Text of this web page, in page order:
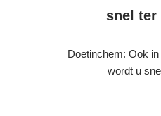
snel ter
Doetinchem: Ook
wordt u